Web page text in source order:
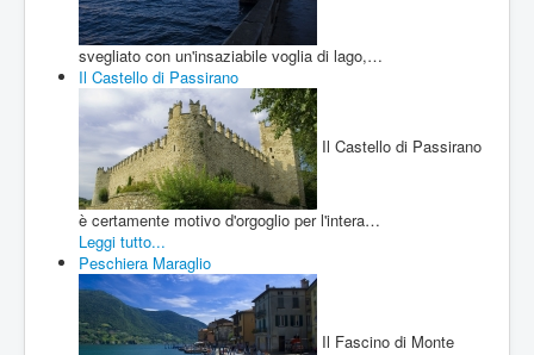
Artisti
Buone Nuove
Sport
Contatti
Cookie Policy
svegliato con un'insaziabile voglia di lago,…
Il Castello di Passirano
Il Castello di Passirano
è certamente motivo d'orgoglio per l'intera…
Leggi tutto...
Peschiera Maraglio
Il Fascino di Monte